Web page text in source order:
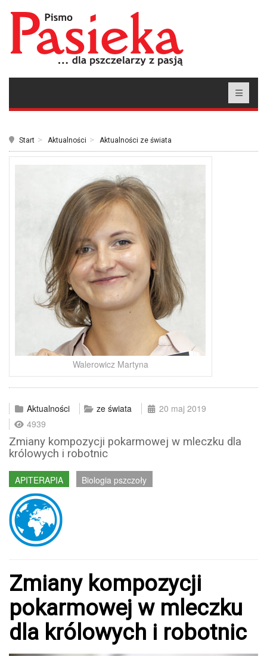
Start Aktualności Aktualności ze świata
Walerowicz Martyna
Aktualności ze świata
20 maj 2019
4939
Zmiany kompozycji pokarmowej w mleczku dla
królowych i robotnic
APITERAPIA Biologia pszczoły
Zmiany kompozycji
pokarmowej w mleczku
dla królowych i robotnic